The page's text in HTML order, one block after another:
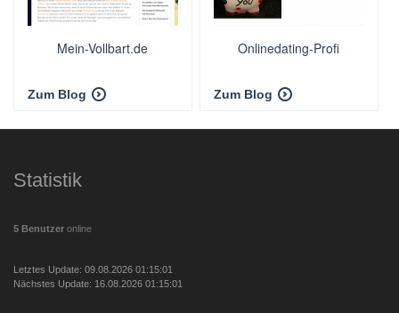
Mein-Vollbart.de
Zum Blog
Onlinedating-Profi
Zum Blog
Statistik
5 Benutzer online
Letztes Update: 09.08.2026 01:15:01
Nächstes Update: 16.08.2026 01:15:01